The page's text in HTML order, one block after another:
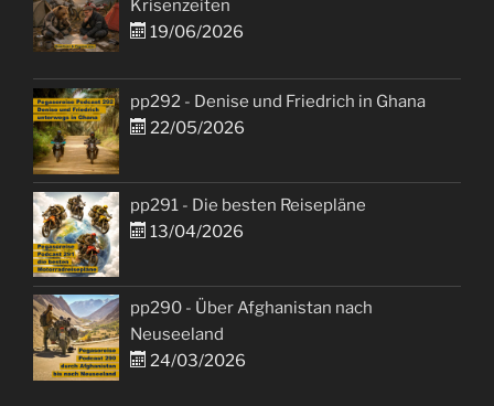
Krisenzeiten
19/06/2026
pp292 - Denise und Friedrich in Ghana
22/05/2026
pp291 - Die besten Reisepläne
13/04/2026
pp290 - Über Afghanistan nach
Neuseeland
24/03/2026